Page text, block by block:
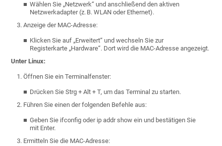
Wählen Sie „Netzwerk“ und anschließend den aktiven
Netzwerkadapter (z. B. WLAN oder Ethernet).
Anzeige der MAC-Adresse:
Klicken Sie auf „Erweitert“ und wechseln Sie zur
Registerkarte „Hardware“. Dort wird die MAC-Adresse angezeigt.
Unter Linux:
Öffnen Sie ein Terminalfenster:
Drücken Sie Strg + Alt + T, um das Terminal zu starten.
Führen Sie einen der folgenden Befehle aus:
Geben Sie ifconfig oder ip addr show ein und bestätigen Sie
mit Enter.
Ermitteln Sie die MAC-Adresse: